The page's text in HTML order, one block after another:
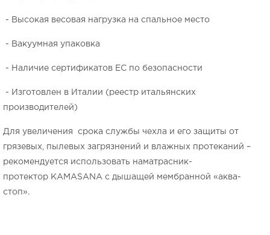
- Высокая весовая нагрузка на спальное место
- Вакуумная упаковка
- Наличие сертификатов ЕС по безопасности
- Изготовлен в Италии (реестр итальянских
производителей)
Для увеличения срока службы чехла и его защиты от
грязевых, пылевых загрязнений и влажных протеканий –
рекомендуется использовать наматрасник-
протектор KAMASANA с дышащей мембранной «аква-
стоп».